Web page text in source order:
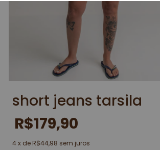
short jeans tarsila
R$179,90
4 x de R$44,98 sem juros